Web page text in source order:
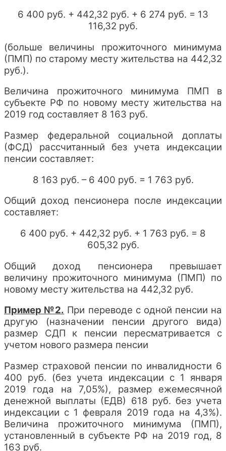
6 400 руб. + 442,32 руб. + 6 274 руб. = 13
116,32 руб.
(больше величины прожиточного минимума
(ПМП) по старому месту жительства на 442,32
руб.).
Величина прожиточного минимума ПМП в
субъекте РФ по новому месту жительства на
2019 год составляет 8 163 руб.
Размер федеральной социальной доплаты
(ФСД) рассчитанный без учета индексации
пенсии составляет:
8 163 руб. – 6 400 руб. = 1 763 руб.
Общий доход пенсионера после индексации
составляет:
6 400 руб. + 442,32 руб. + 1 763 руб. = 8
605,32 руб.
Общий доход пенсионера превышает
величину прожиточного минимума (ПМП) по
новому месту жительства на 442,32 руб.
Пример №2. При переводе с одной пенсии на
другую (назначении пенсии другого вида)
размер СДП к пенсии пересматривается с
учетом нового размера пенсии
Размер страховой пенсии по инвалидности 6
400 руб. (без учета индексации с 1 января
2019 года на 7,05%), размер ежемесячной
денежной выплаты (ЕДВ) 618 руб. без учета
индексации с 1 февраля 2019 года на 4,3%).
Величина прожиточного минимума (ПМП),
установленный в субъекте РФ на 2019 год, 8
163 руб.